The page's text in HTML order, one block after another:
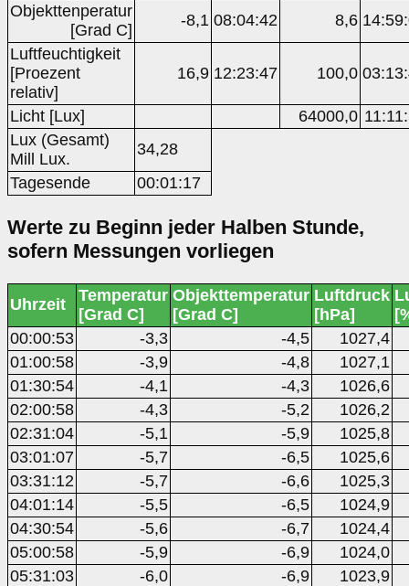
Objekttenperatur
[Grad C]
-8,1 08:04:42 8,6
Luftfeuchtigkeit
[Proezent
relativ]
16,9 12:23:47 100,0
Licht [Lux] 64000,0
Lux (Gesamt)
Mill Lux.
34,28
Tagesende
00:01:17
Werte zu Beginn jeder Halben Stunde,
sofern Messungen vorliegen
Uhrzeit
Temperatur
[Grad C]
Objekttemperatur
[Grad C]
Luftdruck
[hPa]
00:00:53
-3,3 -4,5
1027,4
01:00:58
-3,9 -4,8
1027,1
01:30:54
-4,1 -4,3
1026,6
02:00:58
-4,3 -5,2
1026,2
02:31:04
-5,1 -5,9
1025,8
03:01:07
-5,7 -6,5
1025,6
03:31:12
-5,7 -6,6
1025,3
04:01:14
-5,5 -6,5
1024,9
04:30:54
-5,6 -6,7
1024,4
05:00:58
-5,9 -6,9
1024,0
05:31:03
-6,0 -6,9
1023,9